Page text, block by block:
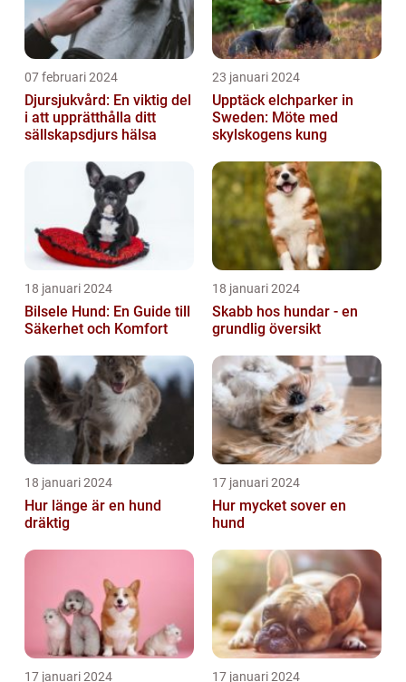
07 februari 2024
Djursjukvård: En viktig del
i att upprätthålla ditt
sällskapsdjurs hälsa
23 januari 2024
Upptäck elchparker in
Sweden: Möte med
skylskogens kung
18 januari 2024
Bilsele Hund: En Guide till
Säkerhet och Komfort
18 januari 2024
Skabb hos hundar - en
grundlig översikt
18 januari 2024
Hur länge är en hund
dräktig
17 januari 2024
Hur mycket sover en
hund
17 januari 2024 17 januari 2024